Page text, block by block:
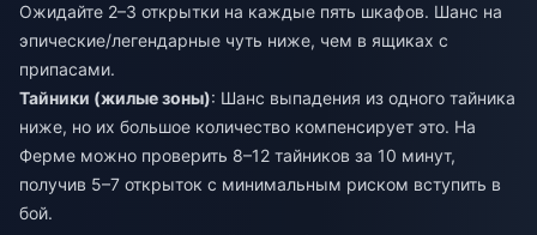
Ожидайте 2–3 открытки на каждые пять шкафов. Шанс на
эпические/легендарные чуть ниже, чем в ящиках с
припасами.
Тайники (жилые зоны): Шанс выпадения из одного тайника
ниже, но их большое количество компенсирует это. На
Ферме можно проверить 8–12 тайников за 10 минут,
получив 5–7 открыток с минимальным риском вступить в
бой.